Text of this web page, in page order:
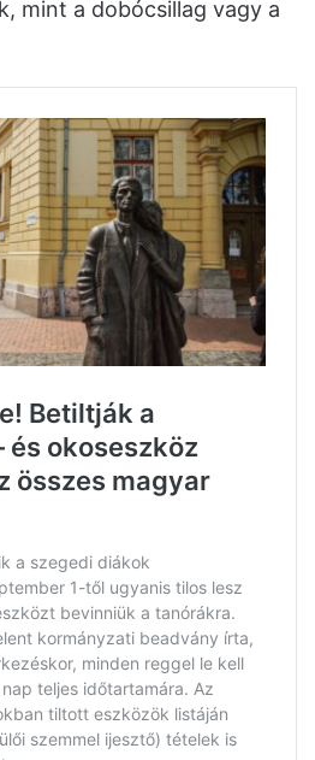
mint a dobócsillag vagy a